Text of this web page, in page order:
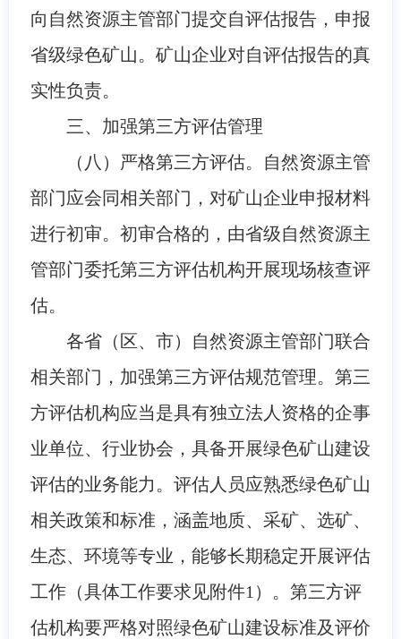
向自然资源主管部门提交自评估报告，申报
省级绿色矿山。矿山企业对自评估报告的真
实性负责。
三、加强第三方评估管理
（八）严格第三方评估。自然资源主管
部门应会同相关部门，对矿山企业申报材料
进行初审。初审合格的，由省级自然资源主
管部门委托第三方评估机构开展现场核查评
估。
各省（区、市）自然资源主管部门联合
相关部门，加强第三方评估规范管理。第三
方评估机构应当是具有独立法人资格的企事
业单位、行业协会，具备开展绿色矿山建设
评估的业务能力。评估人员应熟悉绿色矿山
相关政策和标准，涵盖地质、采矿、选矿、
生态、环境等专业，能够长期稳定开展评估
工作（具体工作要求见附件1）。第三方评
估机构要严格对照绿色矿山建设标准及评价